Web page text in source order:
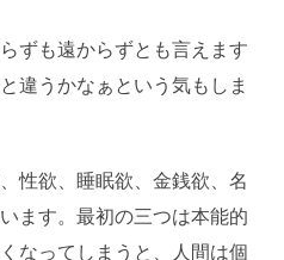
ずも遠からずとも言えます
違うかなぁという気もしま
性欲、睡眠欲、金銭欲、名
ます。最初の三つは本能的
なってしまうと、人間は個